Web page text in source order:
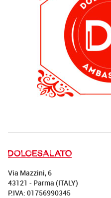
Via Mazzini, 6
43121 - Parma (ITALY)
P.IVA: 01756990345